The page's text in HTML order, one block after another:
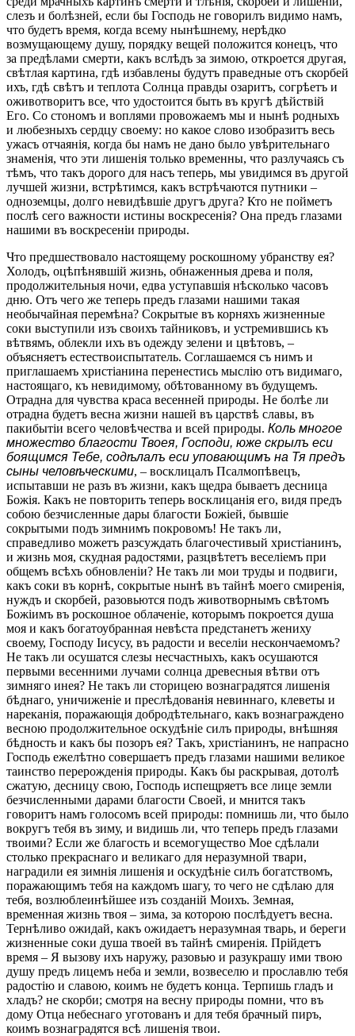
слезъ и болѣзней, если бы Господь не говорилъ видимо намъ,
что будетъ время, когда всему нынѣшнему, нерѣдко
возмущающему душу, порядку вещей положится конецъ, что
за предѣлами смерти, какъ вслѣдъ за зимою, откроется другая,
свѣтлая картина, гдѣ избавлены будутъ праведные отъ скорбей
ихъ, гдѣ свѣтъ и теплота Солнца правды озаритъ, согрѣетъ и
оживотворитъ все, что удостоится быть въ кругѣ дѣйствій
Его. Со стономъ и воплями провожаемъ мы и нынѣ родныхъ
и любезныхъ сердцу своему: но какое слово изобразитъ весь
ужасъ отчаянія, когда бы намъ не дано было увѣрительнаго
знаменія, что эти лишенія только временны, что разлучаясь съ
тѣмъ, что такъ дорого для насъ теперь, мы увидимся въ другой
лучшей жизни, встрѣтимся, какъ встрѣчаются путники –
одноземцы, долго невидѣвшіе другъ друга? Кто не пойметъ
послѣ сего важности истины воскресенія? Она предъ глазами
нашими въ воскресеніи природы.
Что предшествовало настоящему роскошному убранству ея?
Холодъ, оцѣпѣнявшій жизнь, обнаженныя древа и поля,
продолжительныя ночи, едва уступавшія нѣсколько часовъ
дню. Отъ чего же теперь предъ глазами нашими такая
необычайная перемѣна? Сокрытые въ корняхъ жизненные
соки выступили изъ своихъ тайниковъ, и устремившись къ
вѣтвямъ, облекли ихъ въ одежду зелени и цвѣтовъ, –
объясняетъ естествоиспытатель. Соглашаемся съ нимъ и
приглашаемъ христіанина перенестись мыслію отъ видимаго,
настоящаго, къ невидимому, обѣтованному въ будущемъ.
Отрадна для чувства краса весенней природы. Не болѣе ли
отрадна будетъ весна жизни нашей въ царствѣ славы, въ
пакибытіи всего человѣчества и всей природы. Коль многое
множество благости Твоея, Господи, юже скрылъ ecи
боящимся Тебе, содѣлалъ ecи уповающимъ на Тя предъ
сыны человѣческими, – восклицалъ Псалмопѣвецъ,
испытавши не разъ въ жизни, какъ щедра бываетъ десница
Божія. Какъ не повторить теперь восклицанія его, видя предъ
собою безчисленные дары благости Божіей, бывшіе
сокрытыми подъ зимнимъ покровомъ! Не такъ ли,
справедливо можетъ разсуждать благочестивый христіанинъ,
и жизнь моя, скудная радостями, разцвѣтетъ веселіемъ при
общемъ всѣхъ обновленіи? Не такъ ли мои труды и подвиги,
какъ соки въ корнѣ, сокрытые нынѣ въ тайнѣ моего смиренія,
нуждъ и скорбей, разовьются подъ животворнымъ свѣтомъ
Божіимъ въ роскошное облаченіе, которымъ покроется душа
моя и какъ богатоубранная невѣста предстанетъ жениху
своему, Господу Іисусу, въ радости и веселіи нескончаемомъ?
Не такъ ли осушатся слезы несчастныхъ, какъ осушаются
первыми весенними лучами солнца древесныя вѣтви отъ
зимняго инея? Не такъ ли сторицею вознаградятся лишенія
бѣднаго, уничиженіе и преслѣдованія невиннаго, клеветы и
нареканія, поражающія добродѣтельнаго, какъ вознаграждено
весною продолжительное оскудѣніе силъ природы, внѣшняя
бѣдность и какъ бы позоръ ея? Такъ, христіанинъ, не напрасно
Господь ежелѣтно совершаетъ предъ глазами нашими великое
таинство перерожденія природы. Какъ бы раскрывая, дотолѣ
сжатую, десницу свою, Господь испещряетъ все лице земли
безчисленными дарами благости Своей, и мнится такъ
говоритъ намъ голосомъ всей природы: помнишь ли, что было
вокругъ тебя въ зиму, и видишь ли, что теперь предъ глазами
твоими? Если же благость и всемогущество Мое сдѣлали
столько прекраснаго и великаго для неразумной твари,
наградили ея зимнія лишенія и оскудѣніе силъ богатствомъ,
поражающимъ тебя на каждомъ шагу, то чего не сдѣлаю для
тебя, возлюблеинѣйшее изъ созданій Моихъ. Земная,
временная жизнь твоя – зима, за которою послѣдуетъ весна.
Тернѣливо ожидай, какъ ожидаетъ неразумная тварь, и береги
жизненные соки душа твоей въ тайнѣ смиренія. Прійдетъ
время – Я вызову ихъ наружу, разовью и разукрашу ими твою
душу предъ лицемъ неба и земли, возвеселю и прославлю тебя
радостію и славою, коимъ не будетъ конца. Терпишь гладъ и
хладъ? не скорби; смотря на весну природы помни, что въ
дому Отца небеснаго уготованъ и для тебя брачный пиръ,
коимъ вознаградятся всѣ лишенія твои.